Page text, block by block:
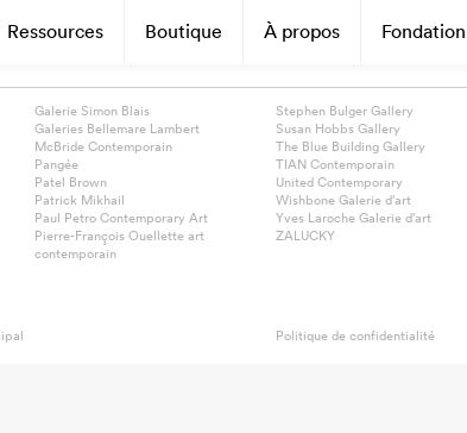
Ressources Boutique À propos
Galerie Simon Blais
Galeries Bellemare Lambert
McBride Contemporain
Pangée
Patel Brown
Patrick Mikhail
Paul Petro Contemporary Art
Pierre-François Ouellette art
contemporain
Stephen Bulger Gallery
Susan Hobbs Gallery
The Blue Building Gallery
TIAN Contemporain
United Contemporary
Wishbone Galerie d’art
Yves Laroche Galerie d’art
ZALUCKY
Politique de confidentialité